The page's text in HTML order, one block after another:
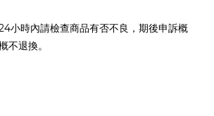
小時內請檢查商品有否不良，期後申訴概
不退換。